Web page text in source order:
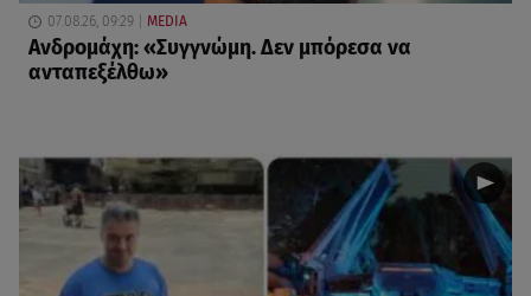
07.08.26, 09:29 MEDIA
Ανδρομάχη: «Συγγνώμη. Δεν μπόρεσα να
ανταπεξέλθω»